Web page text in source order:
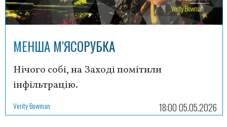
МЕНША М'ЯСОРУБКА
Нічого собі, на Заході помітили
інфільтрацію.
Verity Bowman 18:00 05.05.2026